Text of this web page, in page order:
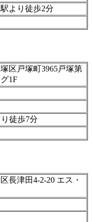
より徒歩2分
区戸塚町3965戸塚第
1F
徒歩7分
長津田4-2-20 エス・